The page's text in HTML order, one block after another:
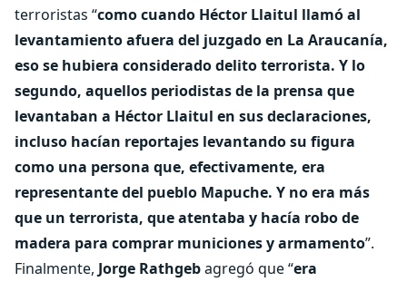
terroristas “como cuando Héctor Llaitul llamó al
levantamiento afuera del juzgado en La Araucanía,
eso se hubiera considerado delito terrorista. Y lo
segundo, aquellos periodistas de la prensa que
levantaban a Héctor Llaitul en sus declaraciones,
incluso hacían reportajes levantando su figura
como una persona que, efectivamente, era
representante del pueblo Mapuche. Y no era más
que un terrorista, que atentaba y hacía robo de
madera para comprar municiones y armamento”.
Finalmente, Jorge Rathgebagregó que “era